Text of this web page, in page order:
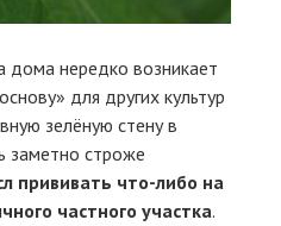
дома нередко возникает
для других культур
зелёную стену в
заметно строже
прививать что-либо на
частного участка.